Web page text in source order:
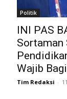
Politik
INI PAS
Sortaman
Wajib
Tim Redaksi -